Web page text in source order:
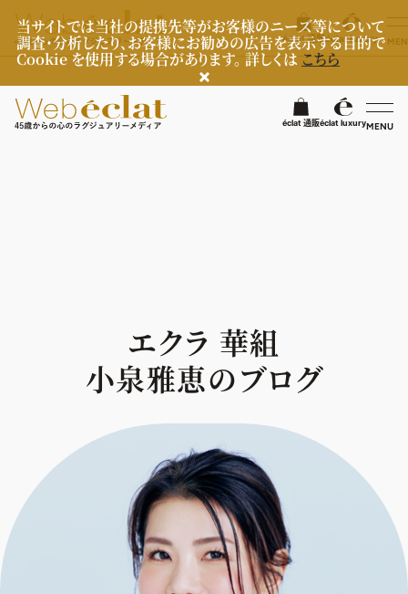
当サイトでは当社の提携先等がお客様のニーズ等について
調査・分析したり、お客様にお勧めの広告を表示する目的で
Cookie を使用する場合があります。 詳しくはこちら
éclat 通販éclat luxuryMENU検
50代なに着てる？
ファッション特集
50代ベストコスメ
ヘルスケアTOPICS
ストレッチ・エクササイズ
ダイエット
50代健康のお悩み
ライフスタイル
住まい
旅行＆グルメ
エクラ 華組メンバー一覧
エクラ 華組ランキング
チームJマダム
チームJマダムメンバー一覧
チームJマダムランキング
チームJマダム特集
編集長コラム
あら、素敵☆ 手帖
占い
イヴルルド遙華の12星座占い
試し読み
éclat 通販éclat luxury
エクラ 華組
小泉雅恵のブログ